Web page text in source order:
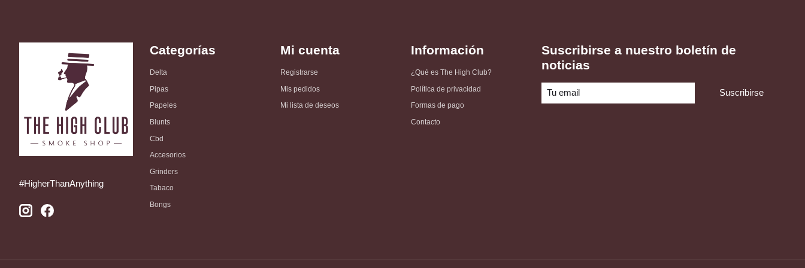
#HigherThanAnything
Categorías
Delta
Pipas
Papeles
Blunts
Cbd
Accesorios
Grinders
Tabaco
Bongs
Mi cuenta
Registrarse
Mis pedidos
Mi lista de deseos
Información
¿Qué es The High Club?
Política de privacidad
Formas de pago
Contacto
Suscribirse a nuestro boletín de
noticias
Suscribirse